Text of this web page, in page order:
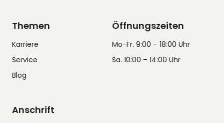
Themen
Karriere
Service
Blog
Öffnungszeiten
Mo-Fr. 9:00 – 18:00 Uhr
Sa. 10:00 – 14:00 Uhr
Anschrift